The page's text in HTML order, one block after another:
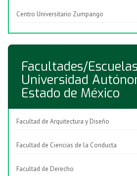
Centro Universitario Zumpango
Facultades/
Universidad
Estado de México
Facultad de Arquitectura y Diseño
Facultad de Ciencias de la Conducta
Facultad de Derecho